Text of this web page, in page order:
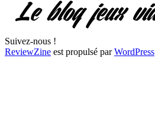
Suivez-nous !
ReviewZine est propulsé parWordPress